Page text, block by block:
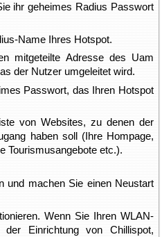
ihr geheimes Radius Passwort
Name Ihres Hotspot.
mitgeteilte Adresse des Uam
der Nutzer umgeleitet wird.
Passwort, das Ihren Hotspot
von Websites, zu denen der
haben soll (Ihre Hompage,
Tourismusangebote etc.).
und machen Sie einen Neustart
Wenn Sie Ihren WLAN-
Einrichtung von Chillispot,